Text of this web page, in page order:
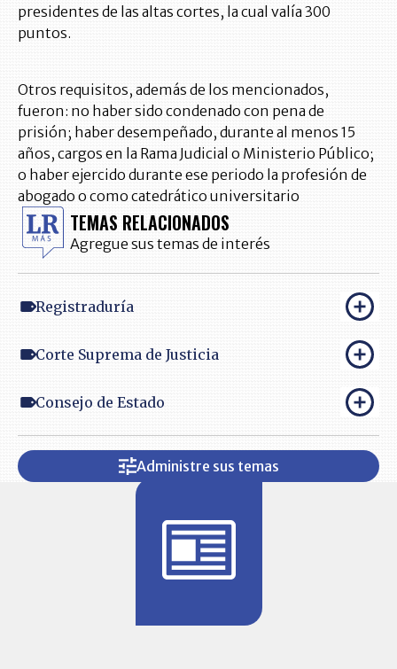
presidentes de las altas cortes, la cual valía 300
puntos.
Otros requisitos, además de los mencionados,
fueron: no haber sido condenado con pena de
prisión; haber desempeñado, durante al menos 15
años, cargos en la Rama Judicial o Ministerio Público;
o haber ejercido durante ese periodo la profesión de
abogado o como catedrático universitario
TEMAS RELACIONADOS
Agregue sus temas de interés
Registraduría
Corte Suprema de Justicia
Consejo de Estado
Administre sus temas